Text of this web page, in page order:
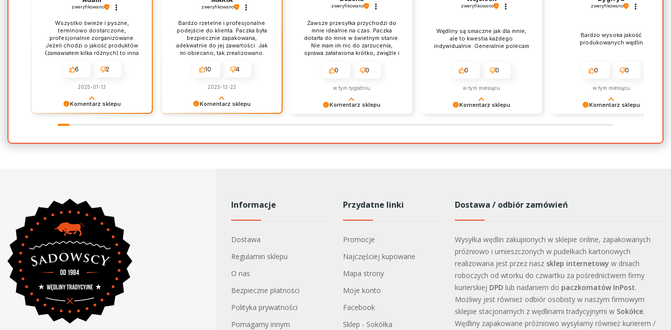
Komentarz sklepu
zweryfikowano
Wszystko świeże i pyszne,
terminowo dostarczone,
profesjonalnie zorganizowane.
Jeżeli chodzi o jakość produktów
(zamawiałem kilka różnych) to inna
wędliny. Po prostu prawdziwe.
6 2
2025-01-13
Komentarz sklepu
Narodzenia oraz szczęśliwego
Nowego Roku! Pozdrawiamy
Zespół sklepu internetowego
zweryfikowano
Bardzo rzetelne i profesjonalne
podejście do klienta. Paczka była
bezpiecznie zapakowana,
adekwatnie do jej zawartości. Jak
mi obiecano, tak zrealizowano.
asortyment, dobre ceny i świetny
doświadczenia i pozostaję
wiernym klientem. Może jeszcze
dodam, że nie wyobrażam sobie
już świąt bez tych przesmacznych
10 4
2023-12-22
Komentarz sklepu
zweryfikowano
Zawsze przesyłka przychodzi do
mnie idealnie na czas. Paczka
dotarła do mnie w świetnym stanie.
Nie mam im nic do zarzucenia,
sprawa załatwiona krótko, zwięźle i
regularnie i zawsze jestem
zadowolona z zakupów. Polecam.
0 0
w tym tygodniu
Komentarz sklepu
zweryfikowano
Wędliny są smaczne jak dla mnie,
ale to kwestia każdego
indywidualnie. Generalnie polecam
0 0
w tym miesiącu
Komentarz sklepu
zweryfikowano
Bardzo wysoka jakość
produkowanych wędlin
0 0
w tym miesiącu
Informacje
Dostawa
Regulamin sklepu
O nas
Bezpieczne płatności
Polityka prywatności
Pomagamy innym
Przydatne linki
Promocje
Najczęściej kupowane
Mapa strony
Moje konto
Facebook
Sklep - Sokółka
Dostawa / odbiór zamówień
Wysyłka wędlin zakupionych w sklepie online, zapakowanych
próżniowo i umieszczonych w pudełkach kartonowych
realizowana jest przez nasz sklep internetowy w dniach
roboczych od wtorku do czwartku za pośrednictwem firmy
kurierskiej DPD lub nadaniem do paczkomatów InPost.
Możliwy jest również odbiór osobisty w naszym firmowym
sklepie stacjonarnych z wędlinami tradycyjnymi w Sokółce.
Wędliny zapakowane próżniowo wysyłamy również kurierem /